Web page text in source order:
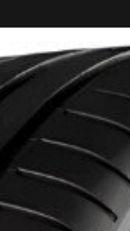
ACHAT DE 4 PNEUS DE MARQUE